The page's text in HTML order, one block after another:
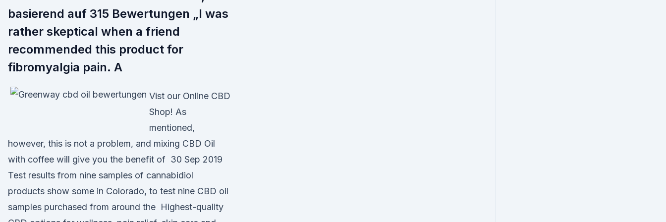
basierend auf 315 Bewertungen „I was
rather skeptical when a friend
recommended this product for
fibromyalgia pain. A
Vist our Online CBD
Shop! As
mentioned,
however, this is not a problem, and mixing CBD Oil
with coffee will give you the benefit of 30 Sep 2019
Test results from nine samples of cannabidiol
products show some in Colorado, to test nine CBD oil
samples purchased from around the Highest-quality